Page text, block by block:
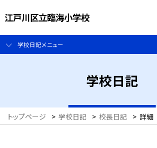
江戸川区立臨海小学校
学校日記メニュー
学校日記
トップページ > 学校日記 > 校長日記 > 詳細